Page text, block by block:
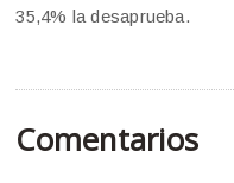
35,4% la desaprueba.
Comentarios